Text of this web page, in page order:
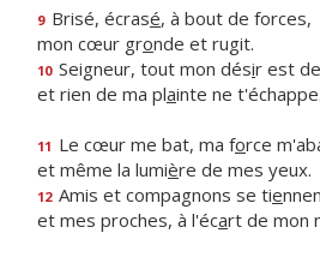
9 Brisé, écrasé, à bout de forces,
mon cœur gronde et rugit.
10 Seigneur, tout mon désir est
et rien de ma plainte ne t'échappe.
11 Le cœur me bat, ma force
et même la lumière de mes yeux.
12 Amis et compagnons se tie
et mes proches, à l'écart de mon